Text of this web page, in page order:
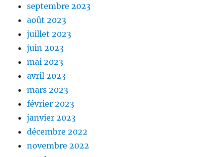
septembre 2023
août 2023
juillet 2023
juin 2023
mai 2023
avril 2023
mars 2023
février 2023
janvier 2023
décembre 2022
novembre 2022